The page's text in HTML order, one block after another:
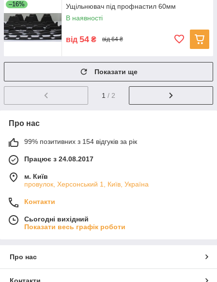
–16%
Ущільнювач під профнастил 60мм
В наявності
від 54 ₴ від 64 ₴
Показати ще
1 / 2
Про нас
99% позитивних з 154 відгуків за рік
Працює з 24.08.2017
м. Київ
провулок, Херсонський 1, Київ, Україна
Контакти
Сьогодні вихідний
Показати весь графік роботи
Про нас